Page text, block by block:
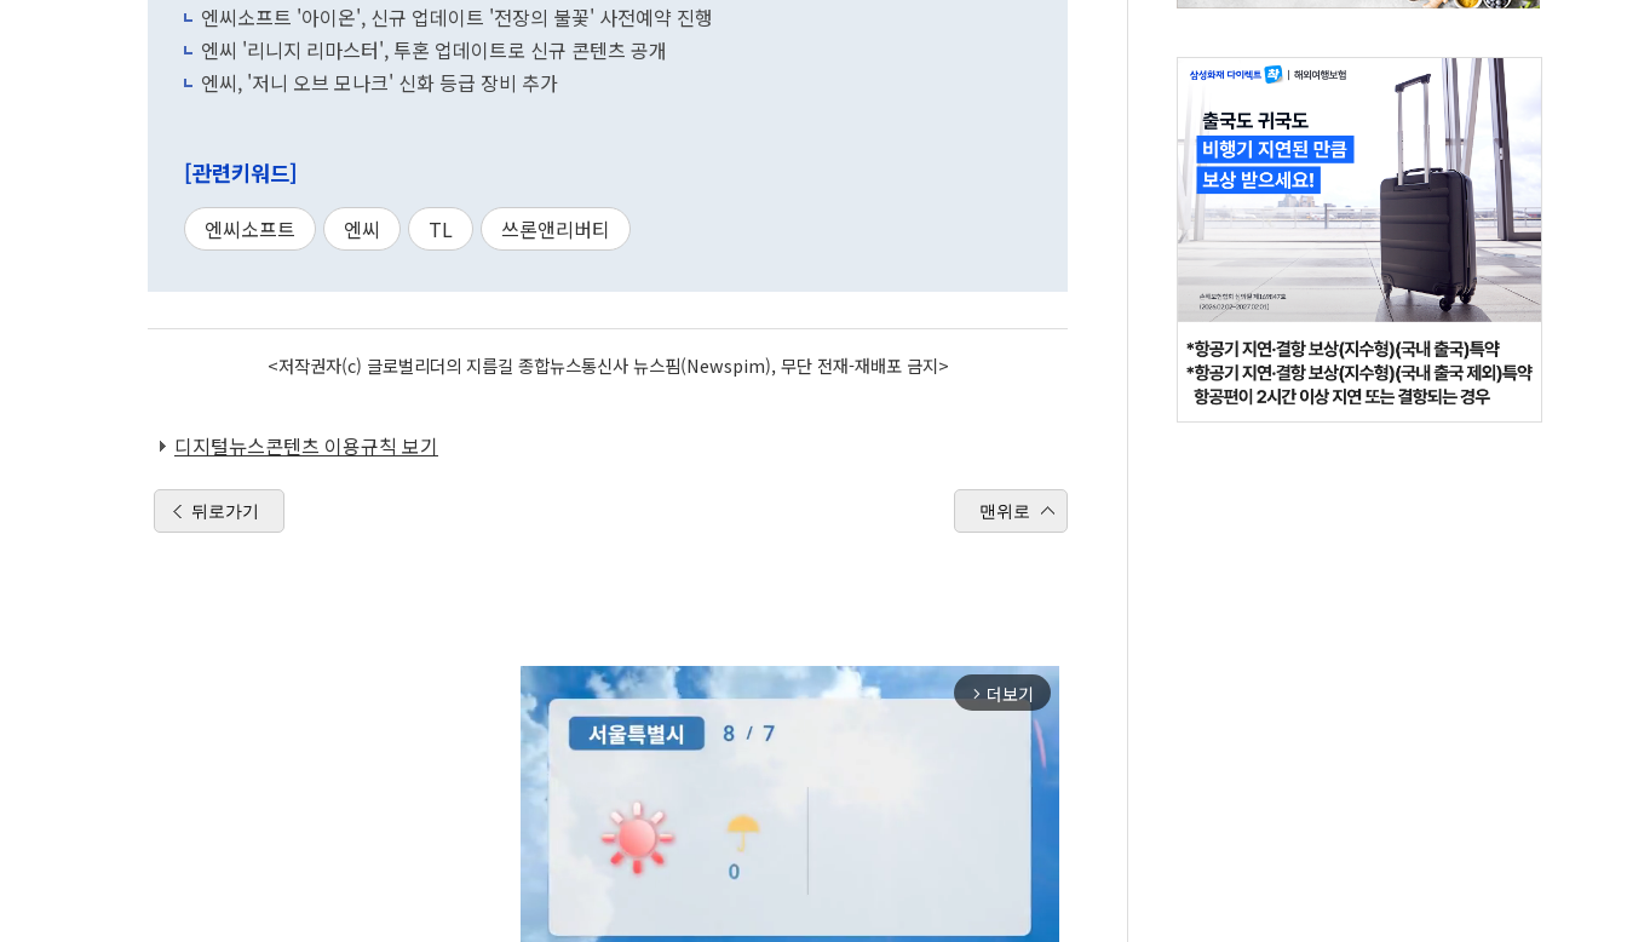
엔씨소프트 '아이온', 신규 업데이트 '전장의 불꽃' 사전예약 진행
엔씨 '리니지 리마스터', 투혼 업데이트로 신규 콘텐츠 공개
엔씨, '저니 오브 모나크' 신화 등급 장비 추가
[관련키워드]
엔씨소프트 엔씨 TL 쓰론앤리버티
<저작권자(c) 글로벌리더의 지름길 종합뉴스통신사 뉴스핌(Newspim), 무단 전재-재배포 금지>
디지털뉴스콘텐츠 이용규칙 보기
뒤로가기 맨위로
arrow_forward_ios 더보기